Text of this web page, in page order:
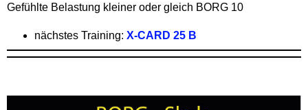
Gefühlte Belastung kleiner oder gleich BORG 10
nächstes Training: X-CARD 25 B